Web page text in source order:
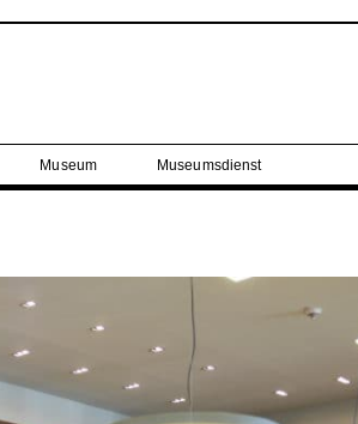
Museum Museumsdienst